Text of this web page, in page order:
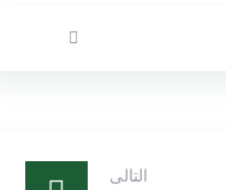
التالى